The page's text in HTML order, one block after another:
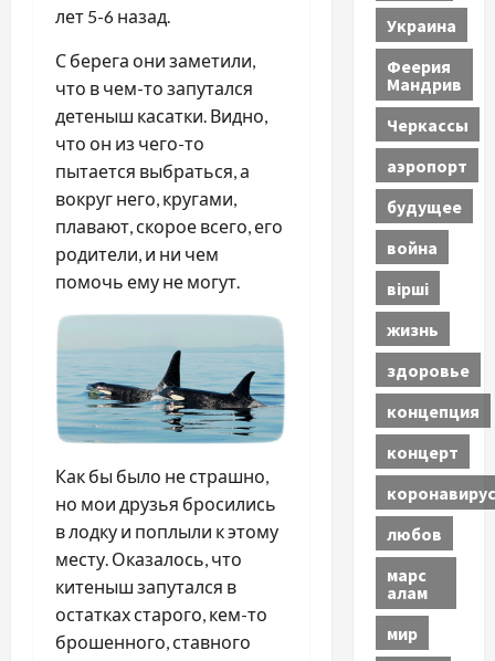
лет 5-6 назад.
С берега они заметили,
что в чем-то запутался
детеныш касатки. Видно,
что он из чего-то
пытается выбраться, а
вокруг него, кругами,
плавают, скорое всего, его
родители, и ни чем
помочь ему не могут.
Как бы было не страшно,
но мои друзья бросились
в лодку и поплыли к этому
месту. Оказалось, что
китеныш запутался в
остатках старого, кем-то
брошенного, ставного
Украина
Феерия
Мандрив
Черкассы
аэропорт
будущее
война
вірші
жизнь
здоровье
концепция
концерт
коронавирус
любов
марс
алам
мир